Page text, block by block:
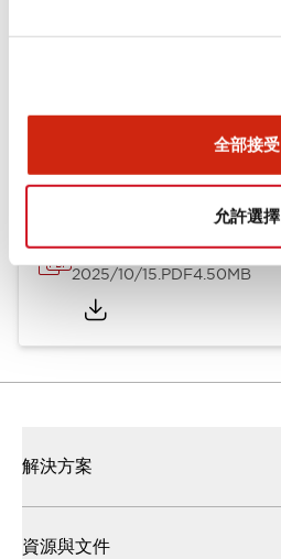
全部接受
允許選擇
LB/LBW系列 控制元件
2025/10/15.PDF4.50MB
解決方案
資源與文件